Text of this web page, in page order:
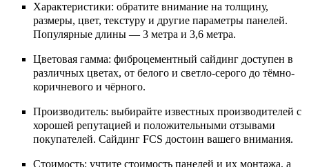
Характеристики: обратите внимание на толщину,
размеры, цвет, текстуру и другие параметры панелей.
Популярные длины — 3 метра и 3,6 метра.
Цветовая гамма: фиброцементный сайдинг доступен в
различных цветах, от белого и светло-серого до тёмно-
коричневого и чёрного.
Производитель: выбирайте известных производителей с
хорошей репутацией и положительными отзывами
покупателей. Сайдинг FCS достоин вашего внимания.
Стоимость: учтите стоимость панелей и их монтажа, а